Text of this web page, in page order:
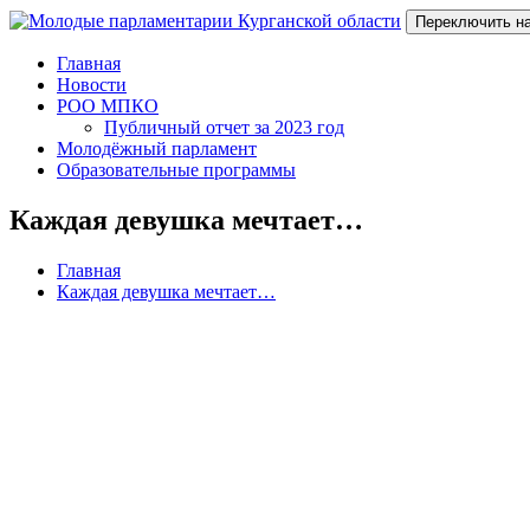
Переключить
Главная
Новости
РОО МПКО
Публичный отчет за 2023 год
Молодёжный парламент
Образовательные программы
Каждая девушка мечтает…
Главная
Каждая девушка мечтает…